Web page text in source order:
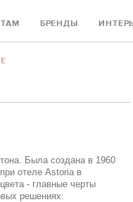
БРЕНДЫ
Была создана в 1960
отеле Astoria в
- главные черты
решениях.